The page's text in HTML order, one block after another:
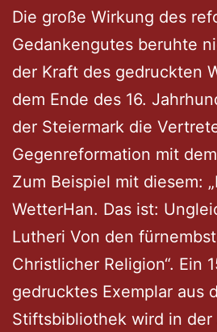
Die große Wirkung des
Gedankengutes beruhte
der Kraft des gedruckten
dem Ende des 16.
der Steiermark die
Gegenreformation mit
Zum Beispiel mit diesem:
WetterHan. Das ist:
Lutheri Von den
Christlicher Religion“. Ein
gedrucktes Exemplar aus
Stiftsbibliothek wird in der